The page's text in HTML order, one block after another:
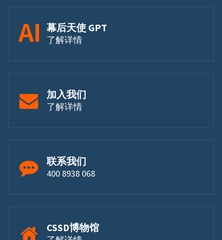
幕后天使 GPT
了解详情
加入我们
了解详情
联系我们
400 8938 068
CSSD博物馆